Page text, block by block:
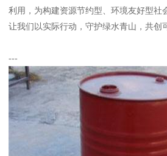
利用，为构建资源节约型、环境友好型社
让我们以实际行动，守护绿水青山，共创
---